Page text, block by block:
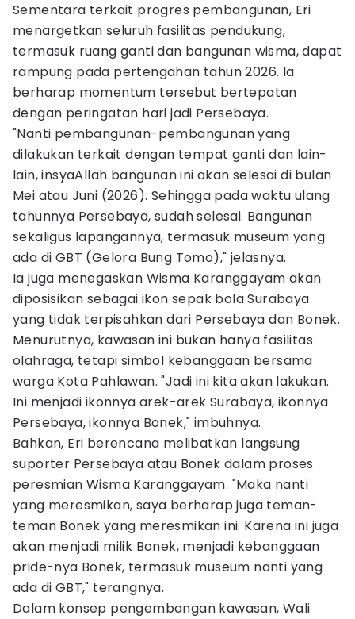
Sementara terkait progres pembangunan, Eri
menargetkan seluruh fasilitas pendukung,
termasuk ruang ganti dan bangunan wisma, dapat
rampung pada pertengahan tahun 2026. Ia
berharap momentum tersebut bertepatan
dengan peringatan hari jadi Persebaya.
"Nanti pembangunan-pembangunan yang
dilakukan terkait dengan tempat ganti dan lain-
lain, insyaAllah bangunan ini akan selesai di bulan
Mei atau Juni (2026). Sehingga pada waktu ulang
tahunnya Persebaya, sudah selesai. Bangunan
sekaligus lapangannya, termasuk museum yang
ada di GBT (Gelora Bung Tomo)," jelasnya.
Ia juga menegaskan Wisma Karanggayam akan
diposisikan sebagai ikon sepak bola Surabaya
yang tidak terpisahkan dari Persebaya dan Bonek.
Menurutnya, kawasan ini bukan hanya fasilitas
olahraga, tetapi simbol kebanggaan bersama
warga Kota Pahlawan. "Jadi ini kita akan lakukan.
Ini menjadi ikonnya arek-arek Surabaya, ikonnya
Persebaya, ikonnya Bonek," imbuhnya.
Bahkan, Eri berencana melibatkan langsung
suporter Persebaya atau Bonek dalam proses
peresmian Wisma Karanggayam. "Maka nanti
yang meresmikan, saya berharap juga teman-
teman Bonek yang meresmikan ini. Karena ini juga
akan menjadi milik Bonek, menjadi kebanggaan
pride-nya Bonek, termasuk museum nanti yang
ada di GBT," terangnya.
Dalam konsep pengembangan kawasan, Wali